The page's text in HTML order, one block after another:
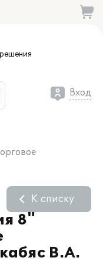
решения
Вход
8"
В.А.
К списку